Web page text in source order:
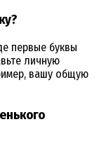
первые буквы
личную
вашу общую